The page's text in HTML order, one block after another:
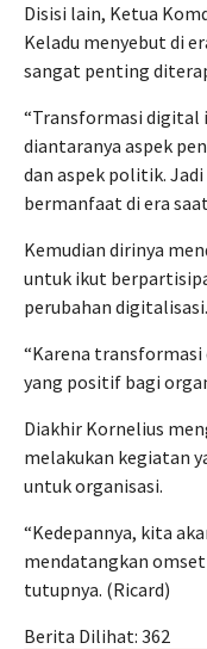
Disisi lain, Ketua
Keladu menyebut di
sangat penting
“Transformasi digital
diantaranya aspek
dan aspek politik.
bermanfaat di era
Kemudian dirinya
untuk ikut
perubahan digitalisasi.
“Karena
yang positif bagi
Diakhir Kornelius
melakukan kegiatan
untuk organisasi.
“Kedepannya, kita
mendatangkan
tutupnya. (Ricard)
Berita Dilihat: 362